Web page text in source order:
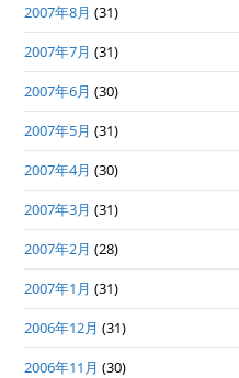
2007年8月 (31)
2007年7月 (31)
2007年6月 (30)
2007年5月 (31)
2007年4月 (30)
2007年3月 (31)
2007年2月 (28)
2007年1月 (31)
2006年12月 (31)
2006年11月 (30)